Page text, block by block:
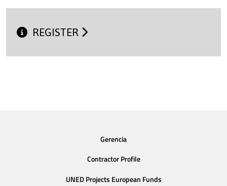
REGISTER
Gerencia
Contractor Profile
UNED Projects European Funds